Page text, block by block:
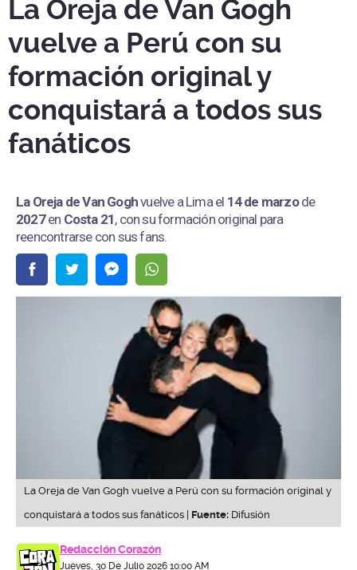
La Oreja de Van Gogh
vuelve a Perú con su
formación original y
conquistará a todos sus
fanáticos
La Oreja de Van Goghvuelve a Lima el 14 de marzode
2027en Costa 21, con su formación original para
reencontrarse con sus fans.
La Oreja de Van Gogh vuelve a Perú con su formación original y
conquistará a todos sus fanáticos | Fuente: Difusión
Redacción Corazón
Jueves, 30 De Julio 2026 10:00 AM